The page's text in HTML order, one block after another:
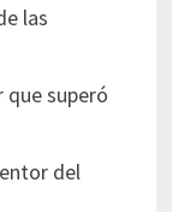
las
superó
del